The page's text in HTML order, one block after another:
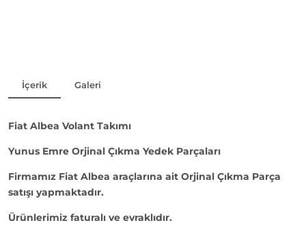
İçerik Galeri
Fiat Albea Volant Takımı
Yunus Emre Orjinal Çıkma Yedek Parçaları
Firmamız Fiat Albea araçlarına ait Orjinal Çıkma Parça
satışı yapmaktadır.
Ürünlerimiz faturalı ve evraklıdır.